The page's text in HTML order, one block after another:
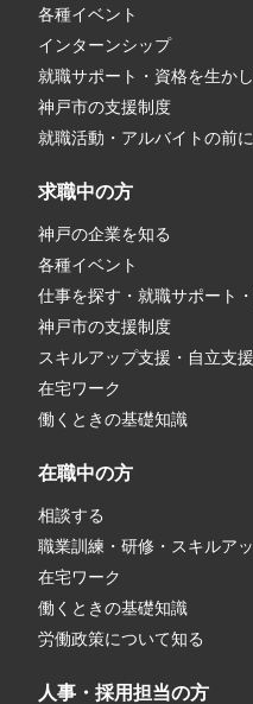
各種イベント
インターンシップ
就職サポート・資格を生か
神戸市の支援制度
就職活動・アルバイトの前
求職中の方
神戸の企業を知る
各種イベント
仕事を探す・就職サポート
神戸市の支援制度
スキルアップ支援・自立支
在宅ワーク
働くときの基礎知識
在職中の方
相談する
職業訓練・研修・スキルア
在宅ワーク
働くときの基礎知識
労働政策について知る
人事・採用担当の方